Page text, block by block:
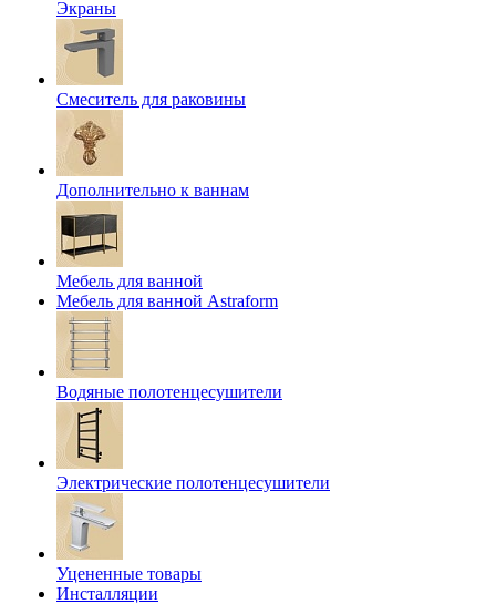
Экраны
Смеситель для раковины
Дополнительно к ваннам
Мебель для ванной
Мебель для ванной Astraform
Водяные полотенцесушители
Электрические полотенцесушители
Уцененные товары
Инсталляции